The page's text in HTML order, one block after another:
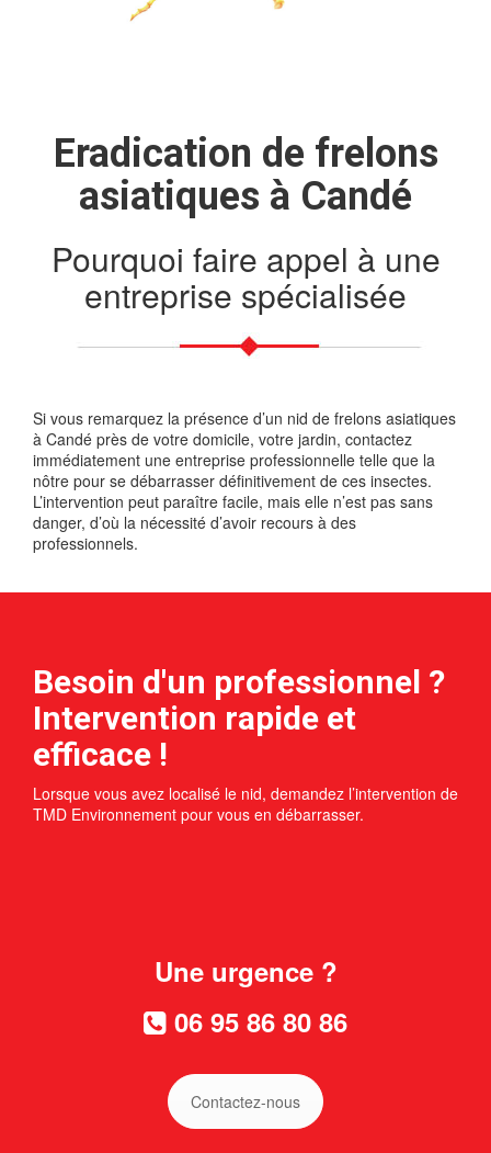
Eradication de frelons
asiatiques à Candé
Pourquoi faire appel à une
entreprise spécialisée
Si vous remarquez la présence d’un nid de frelons asiatiques
à Candé près de votre domicile, votre jardin, contactez
immédiatement une entreprise professionnelle telle que la
nôtre pour se débarrasser définitivement de ces insectes.
L’intervention peut paraître facile, mais elle n’est pas sans
danger, d’où la nécessité d’avoir recours à des
professionnels.
Besoin d'un professionnel ?
Intervention rapide et
efficace !
Lorsque vous avez localisé le nid, demandez l’intervention de
TMD Environnement pour vous en débarrasser.
Une urgence ?
06 95 86 80 86
Contactez-nous